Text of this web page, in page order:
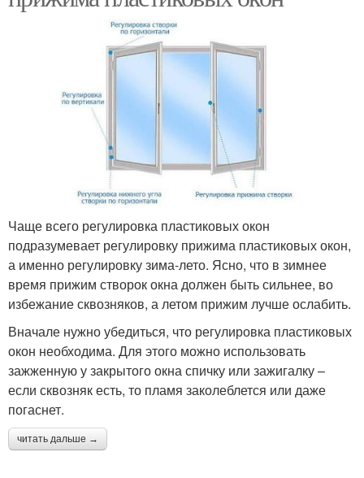
Чаще всего регулировка пластиковых окон
подразумевает регулировку прижима пластиковых окон,
а именно регулировку зима-лето. Ясно, что в зимнее
время прижим створок окна должен быть сильнее, во
избежание сквозняков, а летом прижим лучше ослабить.
Вначале нужно убедиться, что регулировка пластиковых
окон необходима. Для этого можно использовать
зажженную у закрытого окна спичку или зажигалку –
если сквозняк есть, то пламя заколеблется или даже
погаснет.
читать дальше →